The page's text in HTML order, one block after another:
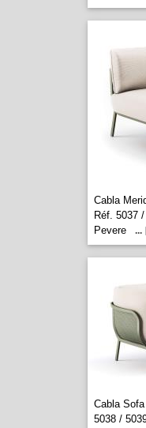
Cabla
Réf. 5037
Pevere
...
Cabla
5038 /